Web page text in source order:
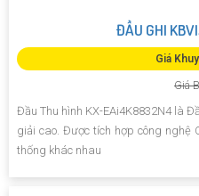
ĐẦU GHI
Giá
Giá
Đầu Thu hình KX-EAi4K8832N4 là
giải cao. Được tích hợp công nghệ
thống khác nhau